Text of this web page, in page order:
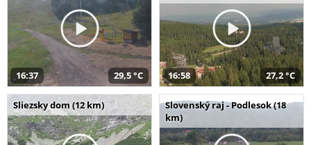
16:37 29,5 °C 16:58 27,2 °C
Sliezsky dom (12 km)
Slovenský raj - Podlesok (18
km)